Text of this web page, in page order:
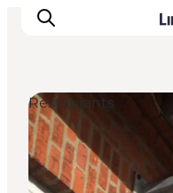
Restaurants